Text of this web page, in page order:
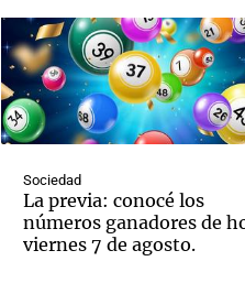
Sociedad
La previa: conocé los
números ganadores de
viernes 7 de agosto.